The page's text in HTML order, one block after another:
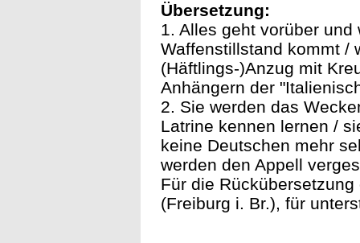
Übersetzung:
1. Alles geht vorüber
Waffenstillstand kommt /
(Häftlings-)Anzug mit
Anhängern der
2. Sie werden das
Latrine kennen lernen /
keine Deutschen mehr
werden den Appell
Für die
(Freiburg i. Br.), für